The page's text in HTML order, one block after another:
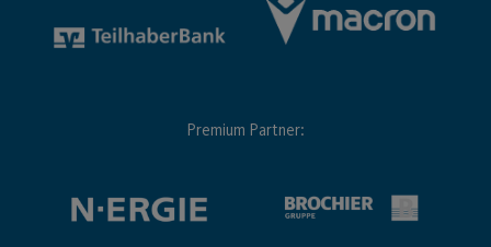
Premium Partner: